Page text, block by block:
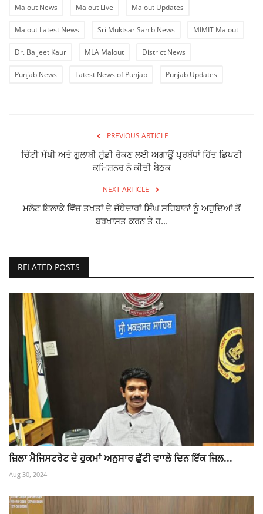
Malout News
Malout Live Malout Updates
Malout Latest News Sri Muktsar Sahib News MIMIT Malout
Dr. Baljeet Kaur MLA Malout District News
Punjab News Latest News of Punjab Punjab Updates
PREVIOUS ARTICLE
ਚਿੱਟੀ ਮੱਖੀ ਅਤੇ ਗੁਲਾਬੀ ਸੁੰਡੀ ਰੋਕਣ ਲਈ ਅਗਾਊਂ ਪ੍ਰਬੰਧਾਂ ਹਿੱਤ ਡਿਪਟੀ
ਕਮਿਸ਼ਨਰ ਨੇ ਕੀਤੀ ਬੈਠਕ
NEXT ARTICLE
ਮਲੋਟ ਇਲਾਕੇ ਵਿੱਚ ਤਖਤਾਂ ਦੇ ਜੱਥੇਦਾਰਾਂ ਸਿੰਘ ਸਹਿਬਾਨਾਂ ਨੂੰ ਅਹੁਦਿਆਂ ਤੋਂ
ਬਰਖਾਸਤ ਕਰਨ ਤੇ ਹ...
RELATED POSTS
ਜ਼ਿਲਾ ਮੈਜਿਸਟਰੇਟ ਦੇ ਹੁਕਮਾਂ ਅਨੁਸਾਰ ਛੁੱਟੀ ਵਾਾਲੇ ਦਿਨ ਇੱਕ ਜਿਲ...
Aug 30, 2024